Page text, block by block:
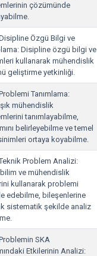
çözümünde
Özgü Bilgi ve
Disipline özgü bilgi ve
kullanarak mühendislik
geliştirme yetkinliği.
Tanımlama:
mühendislik
tanımlayabilme,
belirleyebilme ve temel
ortaya koyabilme.
Problem Analizi:
ve mühendislik
kullanarak problemi
edebilme, bileşenlerine
sistematik şekilde analiz
SKA
Etkilerinin Analizi: